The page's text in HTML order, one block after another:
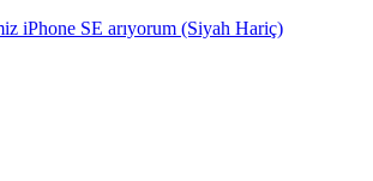
iPhone SE arıyorum (Siyah Hariç)